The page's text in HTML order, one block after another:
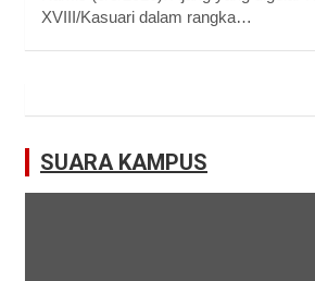
XVIII/Kasuari dalam rangka…
SUARA KAMPUS